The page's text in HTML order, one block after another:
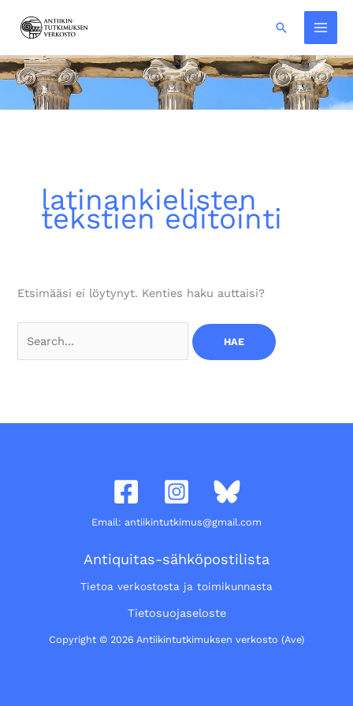
sisältöön
Hae
latinankielisten
tekstien editointi
Etsimääsi ei löytynyt. Kenties haku auttaisi?
for:
Email: antiikintutkimus@gmail.com
Antiquitas-sähköpostilista
Tietoa verkostosta ja toimikunnasta
Tietosuojaseloste
Copyright © 2026 Antiikintutkimuksen verkosto (Ave)